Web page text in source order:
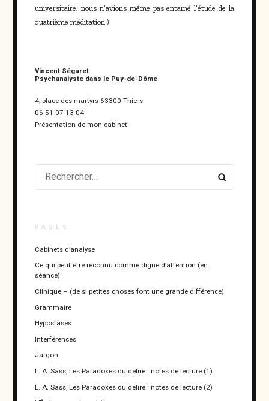
universitaire, nous n’avions même pas entamé l’étude de la
quatrième méditation.)
Vincent Séguret
Psychanalyste dans le Puy-de-Dôme
4, place des martyrs 63300 Thiers
06 51 07 13 04
Présentation de mon cabinet
PAGES
Cabinets d’analyse
Ce qui peut être reconnu comme digne d’attention (en
séance)
Clinique – (de si petites choses font une grande différence)
Grammaire
Hypostases
Interférences
Jargon
L. A. Sass, Les Paradoxes du délire : notes de lecture (1)
L. A. Sass, Les Paradoxes du délire : notes de lecture (2)